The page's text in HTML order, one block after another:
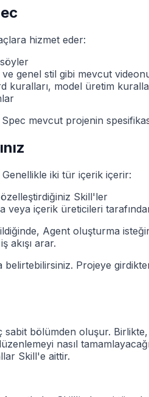
hizmet eder:
genel stil gibi mevcut
kuralları, model üretim
mevcut projenin
Genellikle iki tür içerik içerir:
Skill'ler
veya içerik üreticileri
Agent oluşturma
akışı arar.
Projeye
bölümden oluşur. Birlikte,
nasıl
Skill'e aittir.